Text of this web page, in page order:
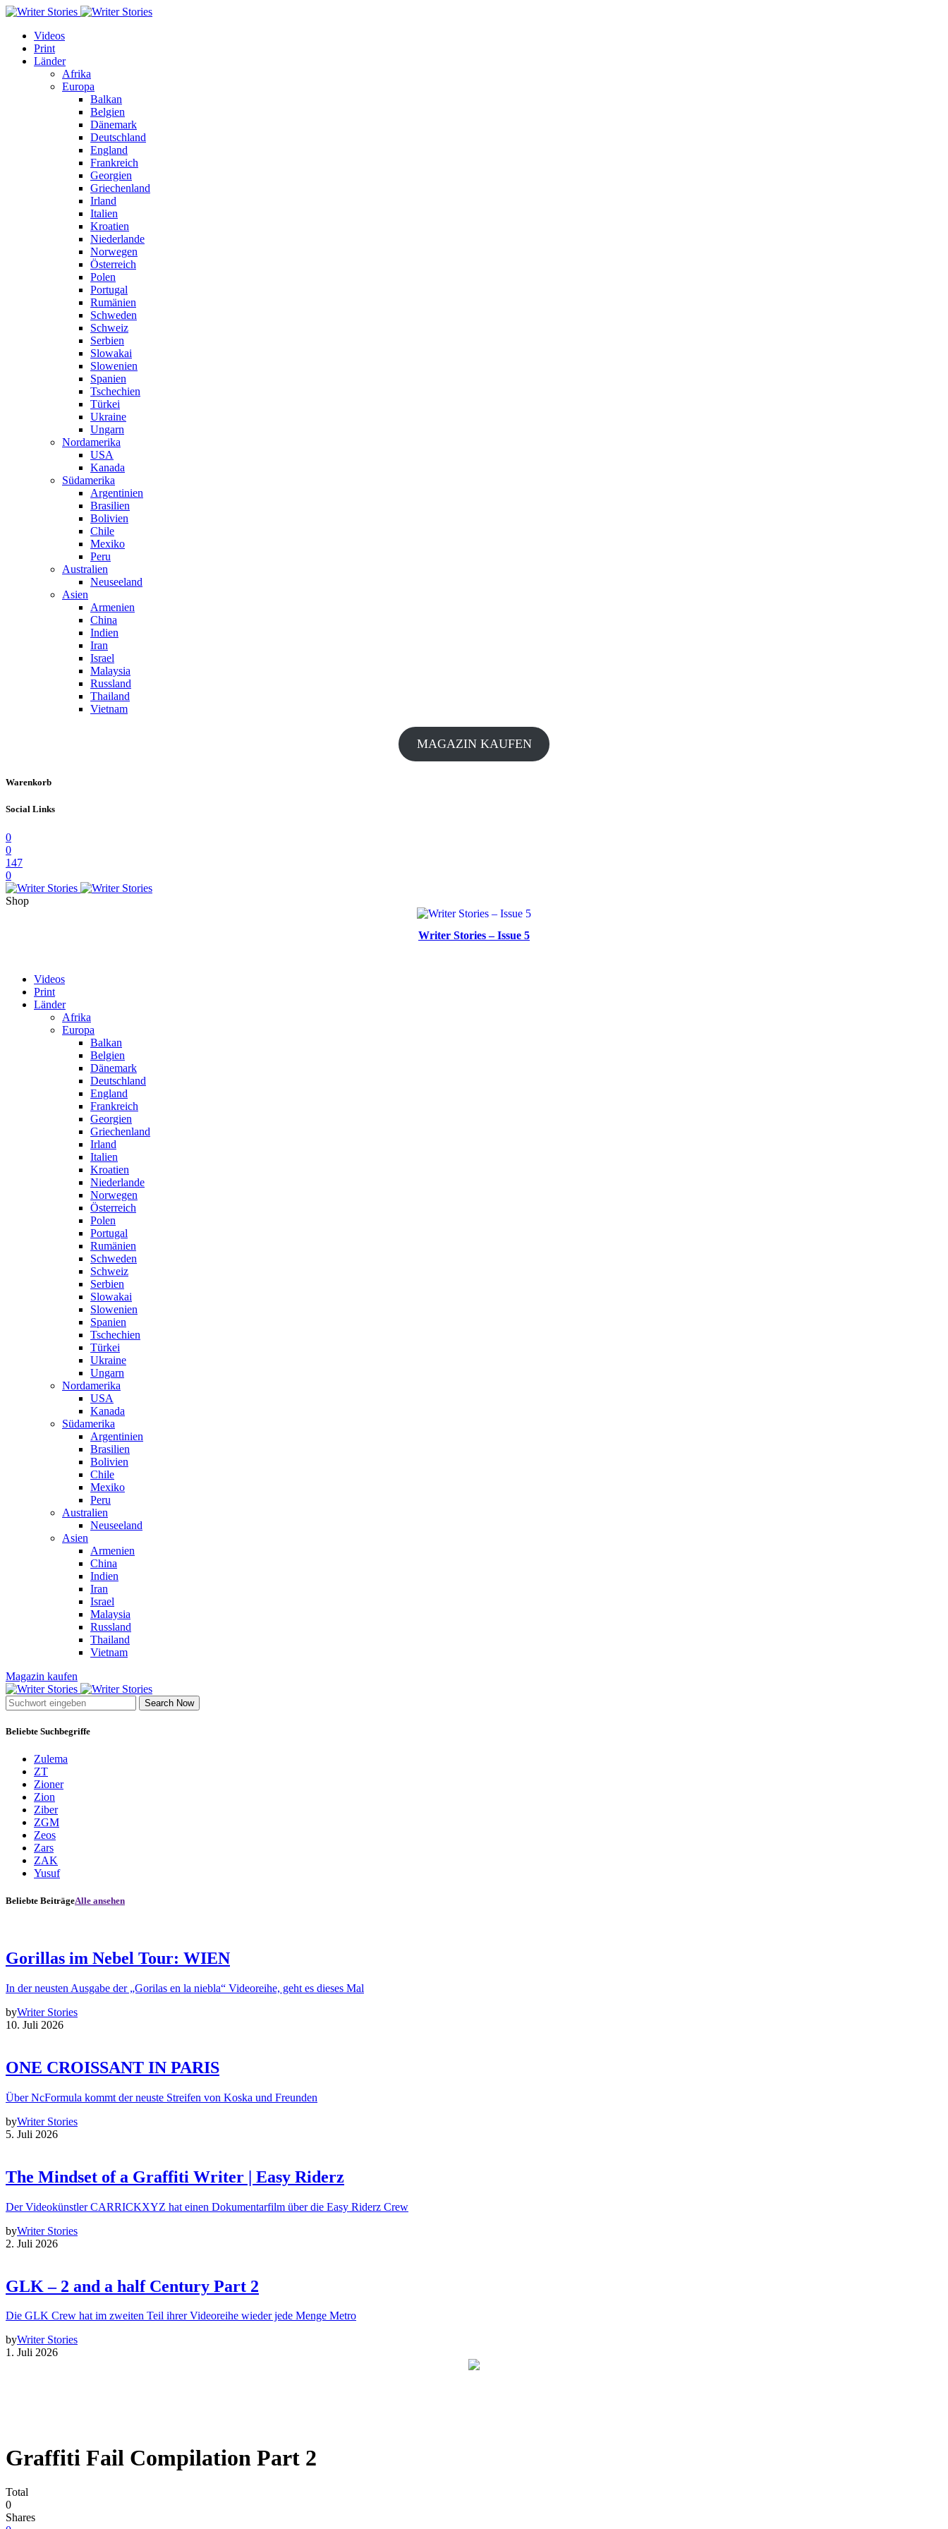
Videos
Print
Länder
Afrika
Europa
Balkan
Belgien
Dänemark
Deutschland
England
Frankreich
Georgien
Griechenland
Irland
Italien
Kroatien
Niederlande
Norwegen
Österreich
Polen
Portugal
Rumänien
Schweden
Schweiz
Serbien
Slowakai
Slowenien
Spanien
Tschechien
Türkei
Ukraine
Ungarn
Nordamerika
USA
Kanada
Südamerika
Argentinien
Brasilien
Bolivien
Chile
Mexiko
Peru
Australien
Neuseeland
Asien
Armenien
China
Indien
Iran
Israel
Malaysia
Russland
Thailand
Vietnam
MAGAZIN KAUFEN
Warenkorb
Social Links
0
0
147
0
Shop
Writer Stories – Issue 5
Videos
Print
Länder
Afrika
Europa
Balkan
Belgien
Dänemark
Deutschland
England
Frankreich
Georgien
Griechenland
Irland
Italien
Kroatien
Niederlande
Norwegen
Österreich
Polen
Portugal
Rumänien
Schweden
Schweiz
Serbien
Slowakai
Slowenien
Spanien
Tschechien
Türkei
Ukraine
Ungarn
Nordamerika
USA
Kanada
Südamerika
Argentinien
Brasilien
Bolivien
Chile
Mexiko
Peru
Australien
Neuseeland
Asien
Armenien
China
Indien
Iran
Israel
Malaysia
Russland
Thailand
Vietnam
Magazin kaufen
Search Now
Beliebte Suchbegriffe
Zulema
ZT
Zioner
Zion
Ziber
ZGM
Zeos
Zars
ZAK
Yusuf
Beliebte BeiträgeAlle ansehen
Gorillas im Nebel Tour: WIEN
In der neusten Ausgabe der „Gorilas en la niebla“ Videoreihe, geht es dieses Mal
byWriter Stories
10. Juli 2026
ONE CROISSANT IN PARIS
Über NcFormula kommt der neuste Streifen von Koska und Freunden
byWriter Stories
5. Juli 2026
The Mindset of a Graffiti Writer | Easy Riderz
Der Videokünstler CARRICKXYZ hat einen Dokumentarfilm über die Easy Riderz Crew
byWriter Stories
2. Juli 2026
GLK – 2 and a half Century Part 2
Die GLK Crew hat im zweiten Teil ihrer Videoreihe wieder jede Menge Metro
byWriter Stories
1. Juli 2026
Graffiti Fail Compilation Part 2
Total
0
Shares